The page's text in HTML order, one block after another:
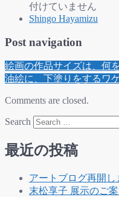
付けていません
Shingo Hayamizu
Post navigation
絵画の作品サイズは、何
油絵に、下塗りをするワ
Comments are closed.
Search
最近の投稿
アートブログ再開し
末松享子 展示のご